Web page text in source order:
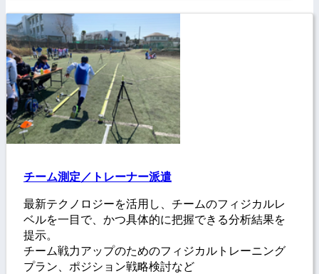
チーム測定／トレーナー派遣
最新テクノロジーを活用し、チームのフィジカルレ
ベルを一目で、かつ具体的に把握できる分析結果を
提示。
チーム戦力アップのためのフィジカルトレーニング
プラン、ポジション戦略検討など